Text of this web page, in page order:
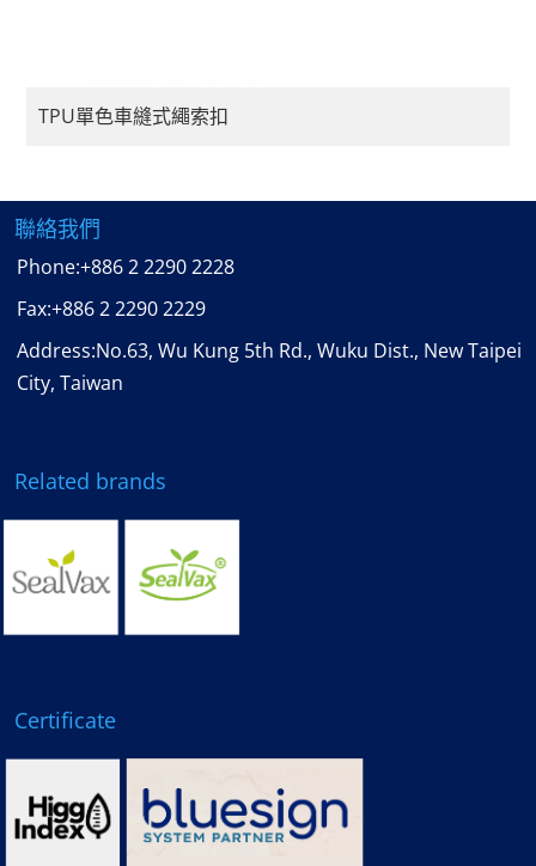
TPU單色車縫式繩索扣
聯絡我們
Phone:+886 2 2290 2228
Fax:+886 2 2290 2229
Address:No.63, Wu Kung 5th Rd., Wuku Dist., New Taipei
City, Taiwan
Related brands
Certificate